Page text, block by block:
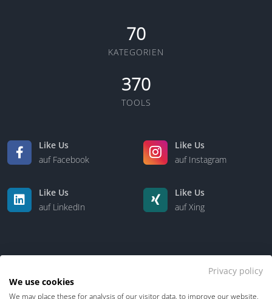
70
KATEGORIEN
370
TOOLS
Like Us
auf Facebook
Like Us
auf Instagram
Like Us
auf LinkedIn
Like Us
auf Xing
Privacy policy
We use cookies
We may place these for analysis of our visitor data, to improve our website,